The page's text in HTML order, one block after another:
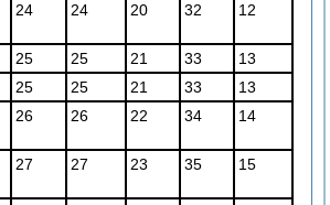
24 24 20 32 12
25 25 21 33
13
25 25 21 33
13
26 26 22 34 14
27 27 23 35 15